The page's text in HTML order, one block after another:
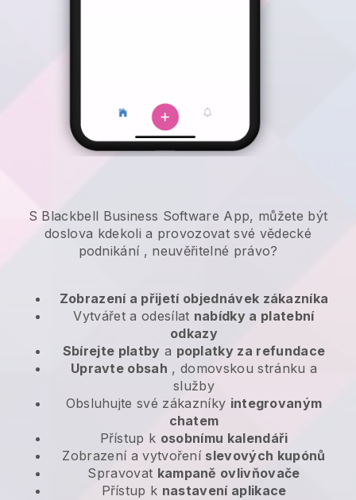
S Blackbell Business Software App, můžete být
doslova kdekoli a provozovat své vědecké
podnikání, neuvěřitelné právo?
Zobrazení a přijetí objednávek zákazníka
Vytvářet a odesílat nabídky a platební
odkazy
Sbírejte platby a poplatky za refundace
Upravte obsah , domovskou stránku a
služby
Obsluhujte své zákazníky integrovaným
chatem
Přístup k osobnímu kalendáři
Zobrazení a vytvoření slevových kupónů
Spravovat kampaně ovlivňovače
Přístup k nastavení aplikace